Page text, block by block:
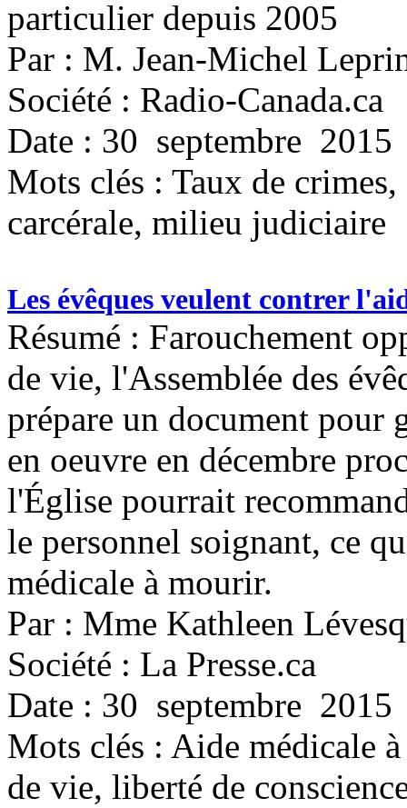
particulier depuis 2005
Par : M. Jean-Michel
Société : Radio-Canada.ca
Date : 30 septembre 2015
Mots clés : Taux de
carcérale, milieu judiciaire
Les évêques veulent contrer
Résumé : Farouchement
de vie, l'Assemblée des
prépare un document pour
en oeuvre en décembre
l'Église pourrait
le personnel soignant, ce
médicale à mourir.
Par : Mme Kathleen
Société : La Presse.ca
Date : 30 septembre 2015
Mots clés : Aide médicale
de vie, liberté de